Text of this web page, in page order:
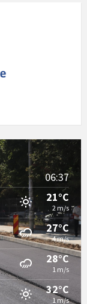
06:37
21°C
2 m/s
27°C
4 m/s
28°C
1 m/s
32°C
1 m/s